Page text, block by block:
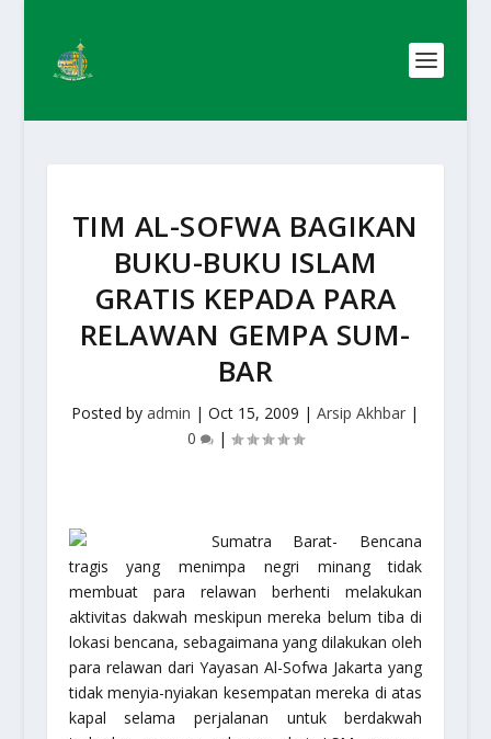
TIM AL-SOFWA BAGIKAN
BUKU-BUKU ISLAM
GRATIS KEPADA PARA
RELAWAN GEMPA SUM-
BAR
Posted byadmin |Oct 15, 2009 |Arsip Akhbar |
0
|
Sumatra Barat- Bencana
tragis yang menimpa negri minang tidak
membuat para relawan berhenti melakukan
aktivitas dakwah meskipun mereka belum tiba di
lokasi bencana, sebagaimana yang dilakukan oleh
para relawan dari Yayasan Al-Sofwa Jakarta yang
tidak menyia-nyiakan kesempatan mereka di atas
kapal selama perjalanan untuk berdakwah